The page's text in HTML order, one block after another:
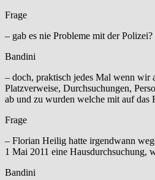
Frage
– gab es nie Probleme mit der Polizei?
Bandini
– doch, praktisch jedes Mal wenn wir
Platzverweise, Durchsuchungen,
ab und zu wurden welche mit auf das
Frage
– Florian Heilig hatte irgendwann
1 Mai 2011 eine Hausdurchsuchung,
Bandini